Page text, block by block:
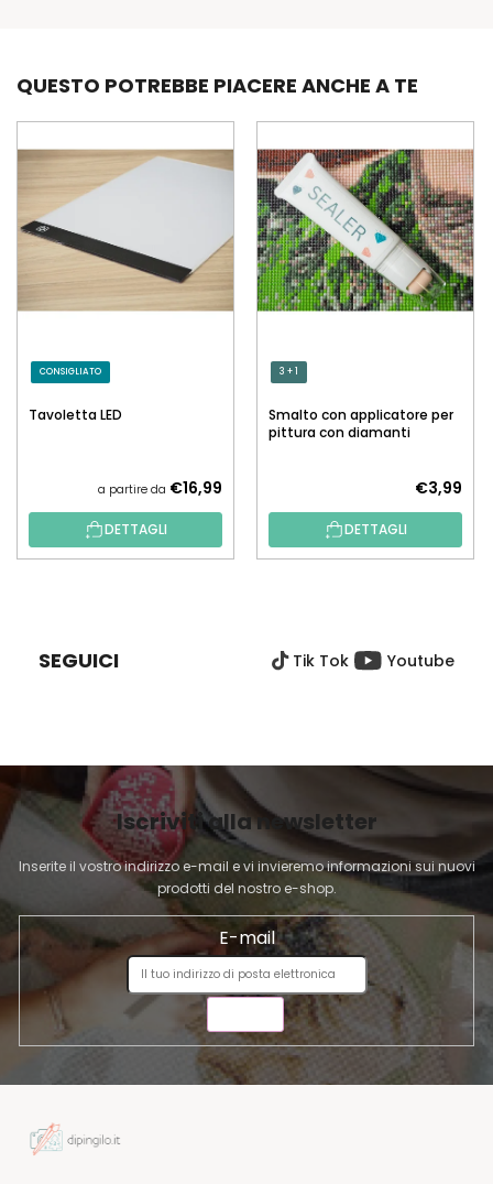
QUESTO POTREBBE PIACERE ANCHE A TE
CONSIGLIATO
Tavoletta LED
a partire da €16,99
DETTAGLI
3 + 1
Smalto con applicatore per
pittura con diamanti
€3,99
DETTAGLI
G
N
A
SEGUICI Tik Tok Youtube
Iscriviti alla newsletter
Inserite il vostro indirizzo e-mail e vi invieremo informazioni sui nuovi
prodotti del nostro e-shop.
E-mail